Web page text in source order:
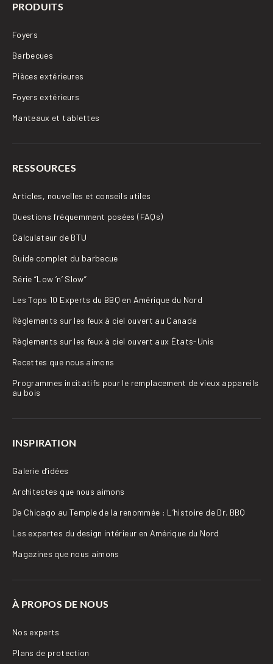
PRODUITS
Foyers
Barbecues
Pièces extérieures
Foyers extérieurs
Manteaux et tablettes
RESSOURCES
Articles, nouvelles et conseils utiles
Questions fréquemment posées (FAQs)
Calculateur de BTU
Guide complet du barbecue
Série “Low ‘n’ Slow”
Les Tops 10 Experts du BBQ en Amérique du Nord
Règlements sur les feux à ciel ouvert au Canada
Règlements sur les feux à ciel ouvert aux États-Unis
Recettes que nous aimons
Programmes incitatifs pour le remplacement de vieux appareils
au bois
INSPIRATION
Galerie d’idées
Architectes que nous aimons
De Chicago au Temple de la renommée : L’histoire de Dr. BBQ
Les expertes du design intérieur en Amérique du Nord
Magazines que nous aimons
À PROPOS DE NOUS
Nos experts
Plans de protection